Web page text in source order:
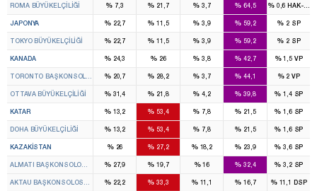
ROMA BÜYÜKELÇILIĞI % 7,3 % 21,7 % 3,7 % 64,5 %0,6 HAK-PAR
JAPONYA %22,7 % 11,5 % 3,9 % 59,2 %2 SP
TOKYO BÜYÜKELÇILIĞI %22,7 % 11,5 % 3,9 % 59,2 %2 SP
KANADA %24,3 % 26 % 3,8 % 42,7 %1,5VP
TORONTO BAŞKONSOLOSLUĞU
%20,7 % 28,2 % 3,7 % 44,1 %2VP
OTTAVA BÜYÜKELÇILIĞI %31,4 % 21,8 % 4,2 % 39,8 % 1,4 SP
KATAR %13,2 % 53,4 % 7,8 % 21,5 % 1,6 SP
DOHA BÜYÜKELÇILIĞI %13,2 % 53,4 % 7,8 % 21,5 % 1,6 SP
KAZAKISTAN %26 % 27,2 %18,2 % 23,9 % 3,6 SP
ALMATI BAŞKONSOLOSLUĞU %27,9 % 19,7 %16 % 32,4 % 3,2 SP
AKTAU BAŞKONSOLOSLUĞU %22,2 % 33,3 %11,1 % 16,7 %11,1 DSP